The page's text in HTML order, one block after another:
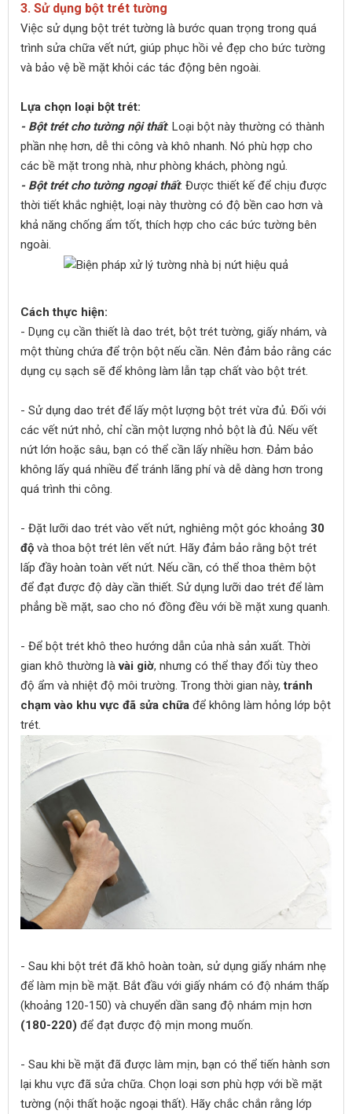
3. Sử dụng bột trét tường
Việc sử dụng bột trét tường là bước quan trọng trong quá
trình sửa chữa vết nứt, giúp phục hồi vẻ đẹp cho bức tường
và bảo vệ bề mặt khỏi các tác động bên ngoài.
Lựa chọn loại bột trét:
- Bột trét cho tường nội thất: Loại bột này thường có thành
phần nhẹ hơn, dễ thi công và khô nhanh. Nó phù hợp cho
các bề mặt trong nhà, như phòng khách, phòng ngủ.
- Bột trét cho tường ngoại thất: Được thiết kế để chịu được
thời tiết khắc nghiệt, loại này thường có độ bền cao hơn và
khả năng chống ẩm tốt, thích hợp cho các bức tường bên
ngoài.
Cách thực hiện:
- Dụng cụ cần thiết là dao trét, bột trét tường, giấy nhám, và
một thùng chứa để trộn bột nếu cần. Nên đảm bảo rằng các
dụng cụ sạch sẽ để không làm lẫn tạp chất vào bột trét.
- Sử dụng dao trét để lấy một lượng bột trét vừa đủ. Đối với
các vết nứt nhỏ, chỉ cần một lượng nhỏ bột là đủ. Nếu vết
nứt lớn hoặc sâu, bạn có thể cần lấy nhiều hơn. Đảm bảo
không lấy quá nhiều để tránh lãng phí và dễ dàng hơn trong
quá trình thi công.
- Đặt lưỡi dao trét vào vết nứt, nghiêng một góc khoảng 30
độ và thoa bột trét lên vết nứt. Hãy đảm bảo rằng bột trét
lấp đầy hoàn toàn vết nứt. Nếu cần, có thể thoa thêm bột
để đạt được độ dày cần thiết. Sử dụng lưỡi dao trét để làm
phẳng bề mặt, sao cho nó đồng đều với bề mặt xung quanh.
- Để bột trét khô theo hướng dẫn của nhà sản xuất. Thời
gian khô thường làvài giờ, nhưng có thể thay đổi tùy theo
độ ẩm và nhiệt độ môi trường. Trong thời gian này, tránh
chạm vào khu vực đã sửa chữa để không làm hỏng lớp bột
trét.
- Sau khi bột trét đã khô hoàn toàn, sử dụng giấy nhám nhẹ
để làm mịn bề mặt. Bắt đầu với giấy nhám có độ nhám thấp
(khoảng 120-150) và chuyển dần sang độ nhám mịn hơn
(180-220) để đạt được độ mịn mong muốn.
- Sau khi bề mặt đã được làm mịn, bạn có thể tiến hành sơn
lại khu vực đã sửa chữa. Chọn loại sơn phù hợp với bề mặt
tường (nội thất hoặc ngoại thất). Hãy chắc chắn rằng lớp